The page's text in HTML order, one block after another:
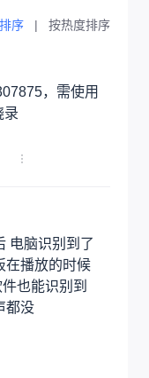
序 | 按热度排序
，需使用
录
电脑识别到了
在播放的时候
也能识别到
都没